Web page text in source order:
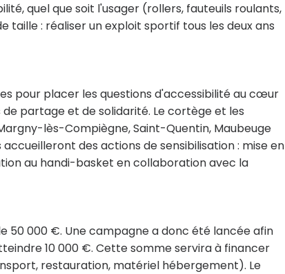
quel que soit l'usager (rollers, fauteuils roulants,
taille : réaliser un exploit sportif tous les deux ans
pour placer les questions d'accessibilité au cœur
partage et de solidarité. Le cortège et les
lès-Compiègne, Saint-Quentin, Maubeuge
des actions de sensibilisation : mise en
au handi-basket en collaboration avec la
50 000 €. Une campagne a donc été lancée afin
10 000 €. Cette somme servira à financer
restauration, matériel hébergement). Le